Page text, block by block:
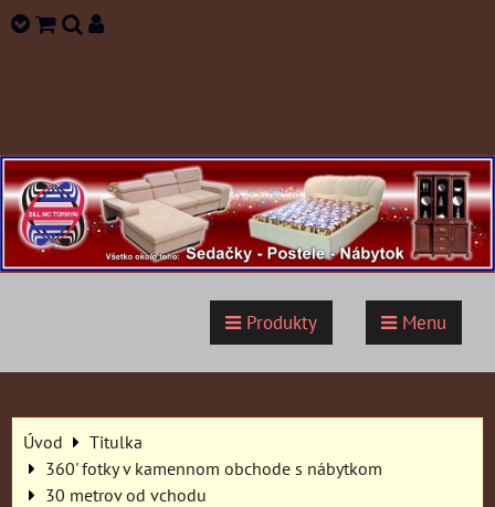
Produkty Menu
Úvod
Titulka
360' fotky v kamennom obchode s nábytkom
30 metrov od vchodu